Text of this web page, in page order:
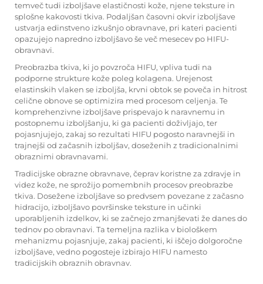
temveč tudi izboljšave elastičnosti kože, njene teksture in
splošne kakovosti tkiva. Podaljšan časovni okvir izboljšave
ustvarja edinstveno izkušnjo obravnave, pri kateri pacienti
opazujejo napredno izboljšavo še več mesecev po HIFU-
obravnavi.
Preobrazba tkiva, ki jo povzroča HIFU, vpliva tudi na
podporne strukture kože poleg kolagena. Urejenost
elastinskih vlaken se izboljša, krvni obtok se poveča in hitrost
celične obnove se optimizira med procesom celjenja. Te
komprehenzivne izboljšave prispevajo k naravnemu in
postopnemu izboljšanju, ki ga pacienti doživljajo, ter
pojasnjujejo, zakaj so rezultati HIFU pogosto naravnejši in
trajnejši od začasnih izboljšav, doseženih z tradicionalnimi
obraznimi obravnavami.
Tradicijske obrazne obravnave, čeprav koristne za zdravje in
videz kože, ne sprožijo pomembnih procesov preobrazbe
tkiva. Dosežene izboljšave so predvsem povezane z začasno
hidracijo, izboljšavo površinske teksture in učinki
uporabljenih izdelkov, ki se začnejo zmanjševati že danes do
tednov po obravnavi. Ta temeljna razlika v biološkem
mehanizmu pojasnjuje, zakaj pacienti, ki iščejo dolgoročne
izboljšave, vedno pogosteje izbirajo HIFU namesto
tradicijskih obraznih obravnav.